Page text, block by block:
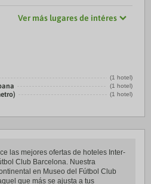
Ver más lugares de intéres
(1 hotel)
(1 hotel)
(1 hotel)
las mejores ofertas de hoteles Inter-
Club Barcelona. Nuestra
en Museo del Fútbol Club
que más se ajusta a tus